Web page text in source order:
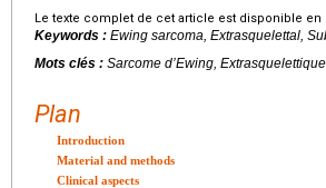
Le texte complet de cet article est disponible en
Keywords : Ewing sarcoma, Extrasquelettal,
Mots clés : Sarcome d’Ewing,
Plan
Introduction
Material and methods
Clinical aspects